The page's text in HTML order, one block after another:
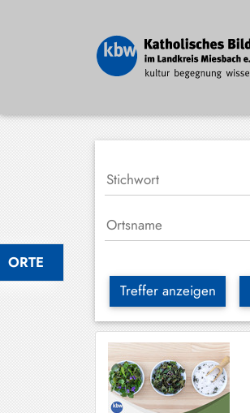
ORTE
Treffer anzeigen
Wiessee
Bayrischzell
Darching
Elbach
Gmund
Großhartpenning
Hausham
Holzkirchen
Hundham